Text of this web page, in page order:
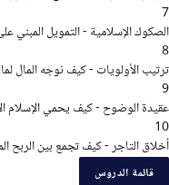
7
الصكوك الإسلامية - التمويل المبني
8
ترتيب الأولويات - كيف نوجه المال
9
عقيدة الوضوح - كيف يحمي الإسلام
10
أخلاق التاجر - كيف تجمع بين الربح
قائمة الدروس